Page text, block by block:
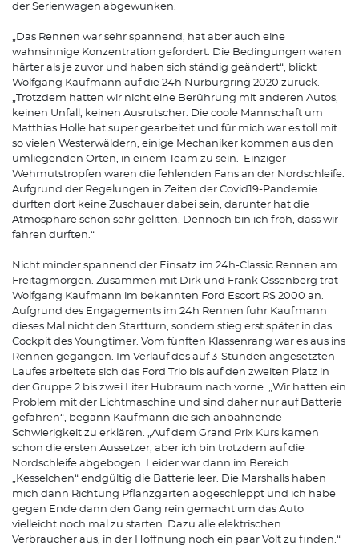
der Serienwagen abgewunken.
„Das Rennen war sehr spannend, hat aber auch eine
wahnsinnige Konzentration gefordert. Die Bedingungen waren
härter als je zuvor und haben sich ständig geändert“, blickt
Wolfgang Kaufmann auf die 24h Nürburgring 2020 zurück.
„Trotzdem hatten wir nicht eine Berührung mit anderen Autos,
keinen Unfall, keinen Ausrutscher. Die coole Mannschaft um
Matthias Holle hat super gearbeitet und für mich war es toll mit
so vielen Westerwäldern, einige Mechaniker kommen aus den
umliegenden Orten, in einem Team zu sein. Einziger
Wehmutstropfen waren die fehlenden Fans an der Nordschleife.
Aufgrund der Regelungen in Zeiten der Covid19-Pandemie
durften dort keine Zuschauer dabei sein, darunter hat die
Atmosphäre schon sehr gelitten. Dennoch bin ich froh, dass wir
fahren durften.“
Nicht minder spannend der Einsatz im 24h-Classic Rennen am
Freitagmorgen. Zusammen mit Dirk und Frank Ossenberg trat
Wolfgang Kaufmann im bekannten Ford Escort RS 2000 an.
Aufgrund des Engagements im 24h Rennen fuhr Kaufmann
dieses Mal nicht den Startturn, sondern stieg erst später in das
Cockpit des Youngtimer. Vom fünften Klassenrang war es aus ins
Rennen gegangen. Im Verlauf des auf 3-Stunden angesetzten
Laufes arbeitete sich das Ford Trio bis auf den zweiten Platz in
der Gruppe 2 bis zwei Liter Hubraum nach vorne. „Wir hatten ein
Problem mit der Lichtmaschine und sind daher nur auf Batterie
gefahren“, begann Kaufmann die sich anbahnende
Schwierigkeit zu erklären. „Auf dem Grand Prix Kurs kamen
schon die ersten Aussetzer, aber ich bin trotzdem auf die
Nordschleife abgebogen. Leider war dann im Bereich
„Kesselchen“ endgültig die Batterie leer. Die Marshalls haben
mich dann Richtung Pflanzgarten abgeschleppt und ich habe
gegen Ende dann den Gang rein gemacht um das Auto
vielleicht noch mal zu starten. Dazu alle elektrischen
Verbraucher aus, in der Hoffnung noch ein paar Volt zu finden.“